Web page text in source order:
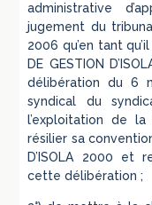
administrative
jugement du
2006 qu’en tant
DE GESTION
délibération du 6
syndical du
l’exploitation de
résilier sa convention
D’ISOLA 2000 et
cette délibération ;